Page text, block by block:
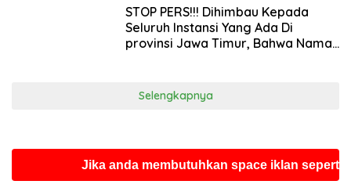
Juni 18, 2024
STOP PERS!!! Dihimbau Kepada
Seluruh Instansi Yang Ada Di
provinsi Jawa Timur, Bahwa Nama
Selengkapnya
Jika anda membutuhkan space iklan seperti ini